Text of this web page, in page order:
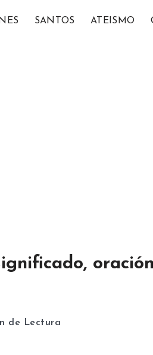
SANTOS ATEISMO
de Lectura